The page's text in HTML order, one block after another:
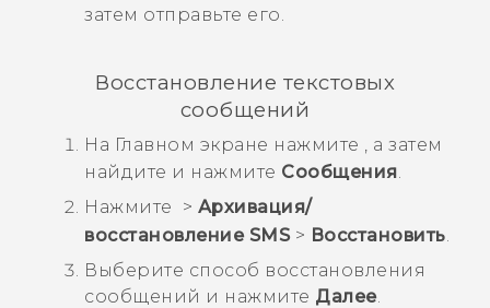
затем отправьте его.
Восстановление текстовых
сообщений
На Главном экране нажмите , а затем
найдите и нажмите Сообщения.
Нажмите
> Архивация/
восстановление SMS> Восстановить
Выберите способ восстановления
сообщений и нажмите Далее.